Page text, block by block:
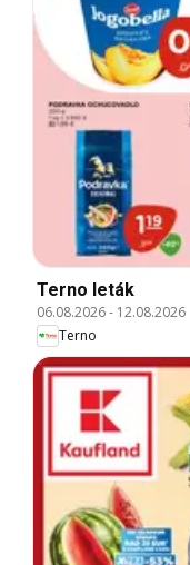
Terno leták
06.08.2026- 12.08.2026
Terno